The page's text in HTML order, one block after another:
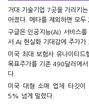
거대 기술기업 7곳을 가리키
어졌다. 메타를 제외하면 모
구글은 인공지능(AI) 서비스
서 AI 현실화 기대감에 주가가
미국 최대 보험사 유나이티드
목표주가를 기존 490달러에
다.
미국 대형 소매 업체 타깃이
5% 넘게 밀렸다.